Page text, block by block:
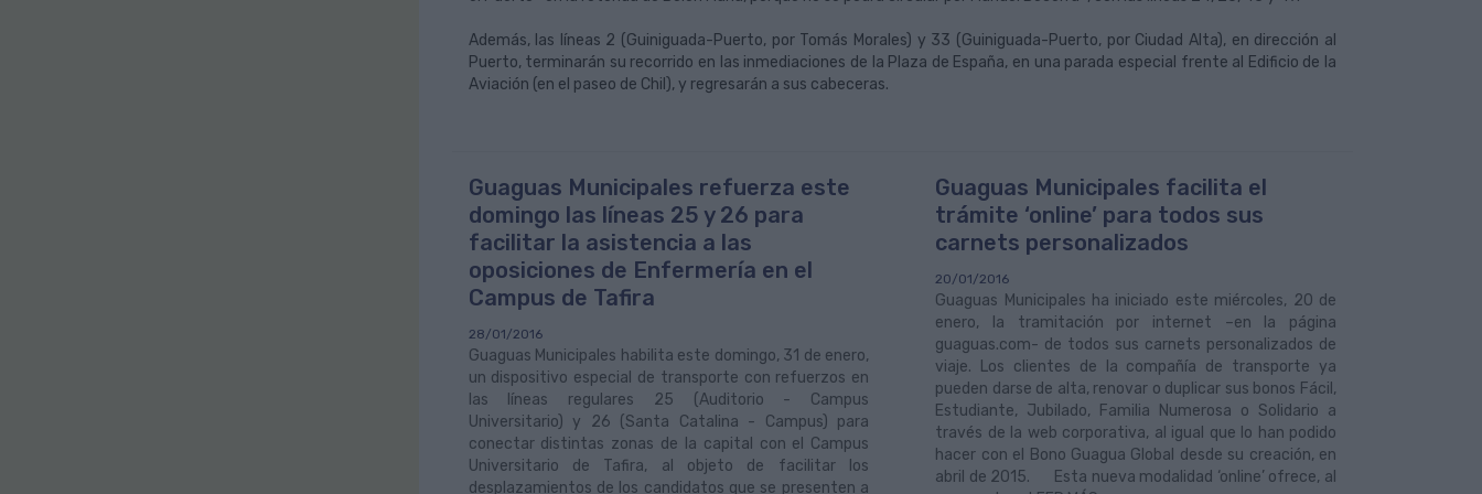
Además, las líneas 2 (Guiniguada-Puerto, por Tomás Morales) y 33 (Guiniguada-Puerto, por Ciudad Alta), en dirección al
Puerto, terminarán su recorrido en las inmediaciones de la Plaza de España, en una parada especial frente al Edificio de la
Aviación (en el paseo de Chil), y regresarán a sus cabeceras.
Guaguas Municipales refuerza este
domingo las líneas 25 y 26 para
facilitar la asistencia a las
oposiciones de Enfermería en el
Campus de Tafira
28/01/2016
Guaguas Municipales habilita este domingo, 31 de enero,
un dispositivo especial de transporte con refuerzos en
las líneas regulares 25 (Auditorio - Campus
Universitario) y 26 (Santa Catalina - Campus) para
conectar distintas zonas de la capital con el Campus
Universitario de Tafira, al objeto de facilitar los
desplazamientos de los candidatos que se presenten a
Guaguas Municipales facilita el
trámite ‘online’ para todos sus
carnets personalizados
20/01/2016
Guaguas Municipales ha iniciado este miércoles, 20 de
enero, la tramitación por internet –en la página
guaguas.com- de todos sus carnets personalizados de
viaje. Los clientes de la compañía de transporte ya
pueden darse de alta, renovar o duplicar sus bonos Fácil,
Estudiante, Jubilado, Familia Numerosa o Solidario a
través de la web corporativa, al igual que lo han podido
hacer con el Bono Guagua Global desde su creación, en
abril de 2015. Esta nueva modalidad ‘online’ ofrece, al